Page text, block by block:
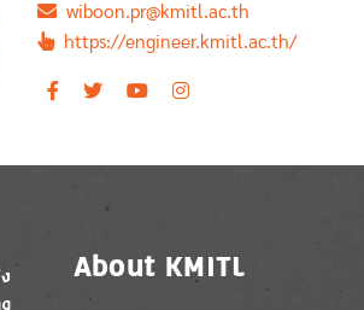
wiboon.pr@kmitl.ac.th
https://engineer.kmitl.ac.th/
About KMITL